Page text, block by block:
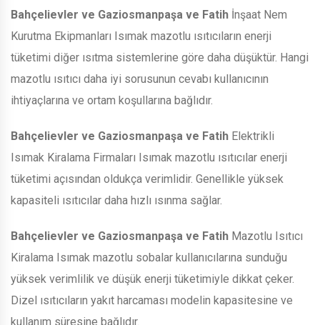
Bahçelievler ve Gaziosmanpaşa ve Fatih İnşaat Nem
Kurutma Ekipmanları Isımak mazotlu ısıtıcıların enerji
tüketimi diğer ısıtma sistemlerine göre daha düşüktür. Hangi
mazotlu ısıtıcı daha iyi sorusunun cevabı kullanıcının
ihtiyaçlarına ve ortam koşullarına bağlıdır.
Bahçelievler ve Gaziosmanpaşa ve Fatih Elektrikli
Isımak Kiralama Firmaları Isımak mazotlu ısıtıcılar enerji
tüketimi açısından oldukça verimlidir. Genellikle yüksek
kapasiteli ısıtıcılar daha hızlı ısınma sağlar.
Bahçelievler ve Gaziosmanpaşa ve Fatih Mazotlu Isıtıcı
Kiralama Isımak mazotlu sobalar kullanıcılarına sunduğu
yüksek verimlilik ve düşük enerji tüketimiyle dikkat çeker.
Dizel ısıtıcıların yakıt harcaması modelin kapasitesine ve
kullanım süresine bağlıdır.